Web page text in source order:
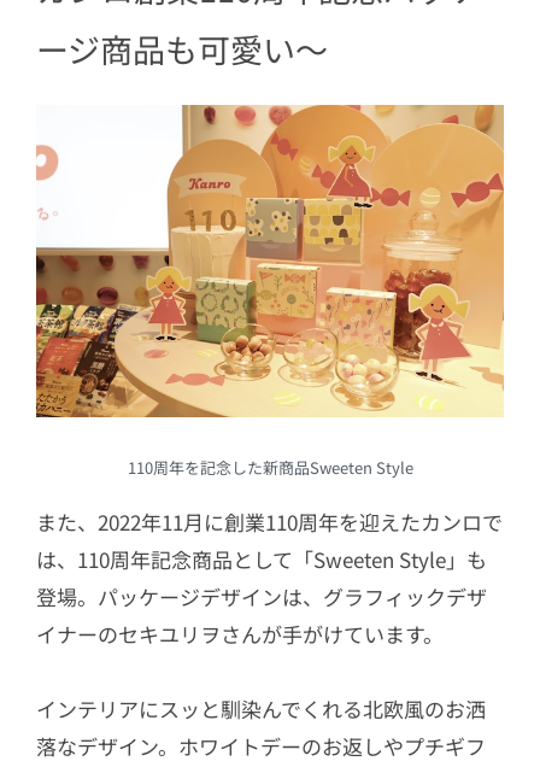
ージ商品も可愛い〜
110周年を記念した新商品Sweeten Style
また、2022年11月に創業110周年を迎えたカンロで
は、110周年記念商品として「Sweeten Style」も
登場。パッケージデザインは、グラフィックデザ
イナーのセキユリヲさんが手がけています。
インテリアにスッと馴染んでくれる北欧風のお洒
落なデザイン。ホワイトデーのお返しやプチギフ